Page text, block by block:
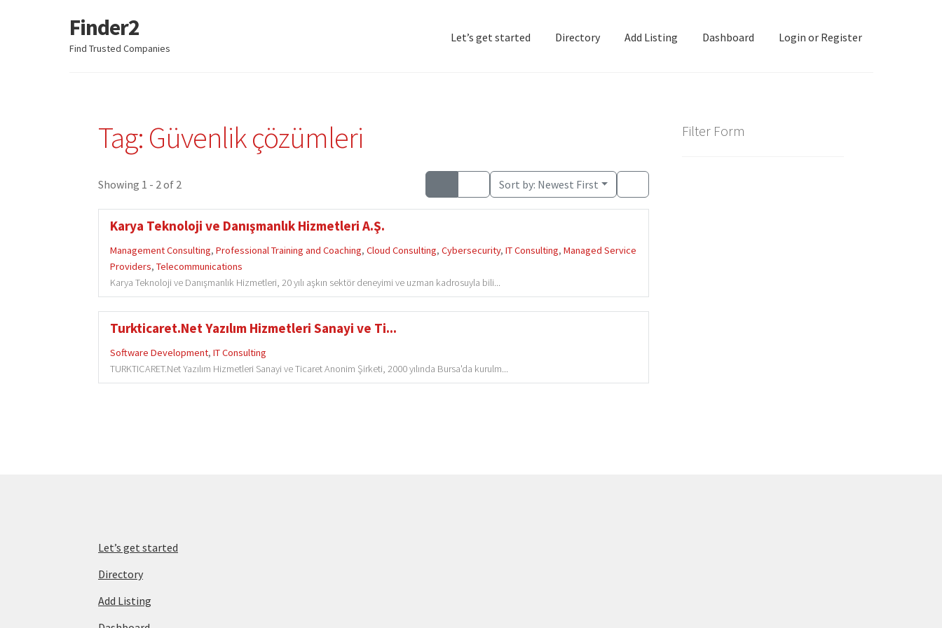
Skip
to
Skip
to
Finder2
Find Trusted Companies
Let’s get started Directory Add Listing Dashboard Login or Register
Tag: Güvenlik çözümleri
Showing 1 - 2 of 2 Sort by: Newest First
Karya Teknoloji ve Danışmanlık Hizmetleri A.Ş.
Management Consulting,Professional Training and Coaching,Cloud Consulting,Cybersecurity,IT Consulting,Managed Service
Providers,Telecommunications
Karya Teknoloji ve Danışmanlık Hizmetleri, 20 yılı aşkın sektör deneyimi ve uzman kadrosuyla bili...
Turkticaret.Net Yazılım Hizmetleri Sanayi ve Ti...
Software Development,IT Consulting
TURKTICARET.Net Yazılım Hizmetleri Sanayi ve Ticaret Anonim Şirketi, 2000 yılında Bursa'da kurulm...
Filter Form
Let’s get started
Directory
Add Listing